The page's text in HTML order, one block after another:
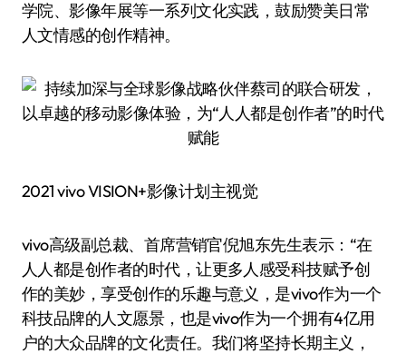
学院、影像年展等一系列文化实践，鼓励赞美日常
人文情感的创作精神。
2021 vivo VISION+影像计划主视觉
vivo高级副总裁、首席营销官倪旭东先生表示：“在
人人都是创作者的时代，让更多人感受科技赋予创
作的美妙，享受创作的乐趣与意义，是vivo作为一个
科技品牌的人文愿景，也是vivo作为一个拥有4亿用
户的大众品牌的文化责任。我们将坚持长期主义，